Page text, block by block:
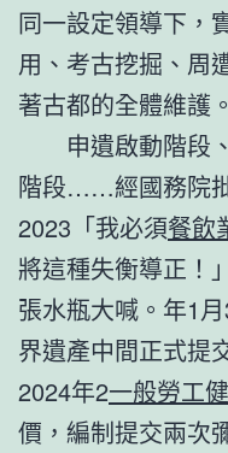
同一設定領導下，
用、考古挖掘、周
著古都的全體維護。
申遺啟動階段
階段……經國務院
2023「我必須餐飲
將這種失衡導正！
張水瓶大喊。年1
界遺產中間正式提
2024年2一般勞工
價，編制提交兩次